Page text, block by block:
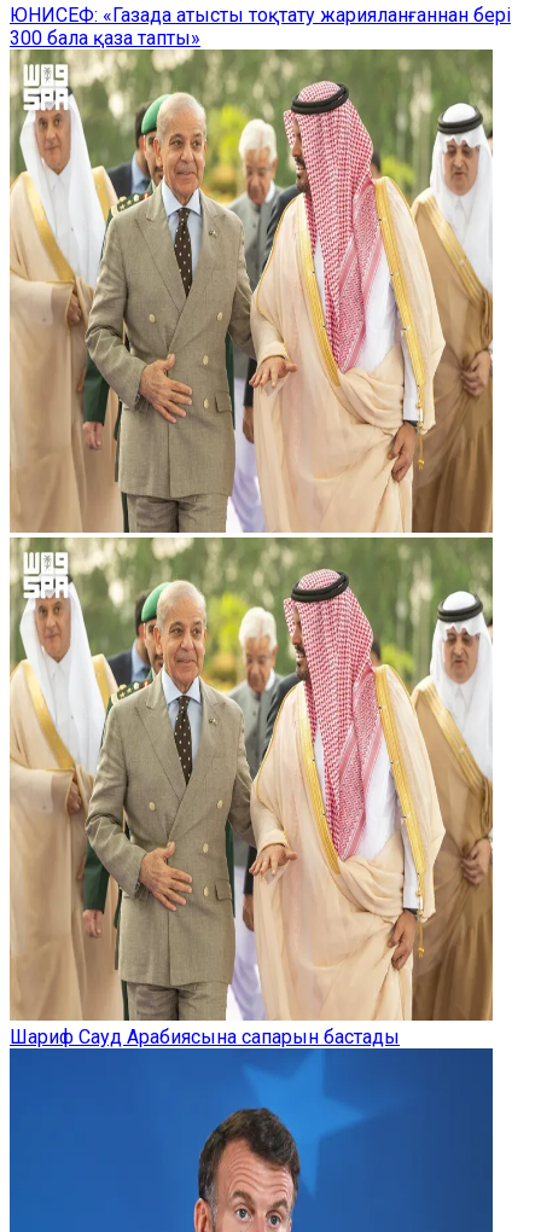
ЮНИСЕФ: «Газада атысты тоқтату жарияланғаннан бері
300 бала қаза тапты»
Шариф Сауд Арабиясына сапарын бастады